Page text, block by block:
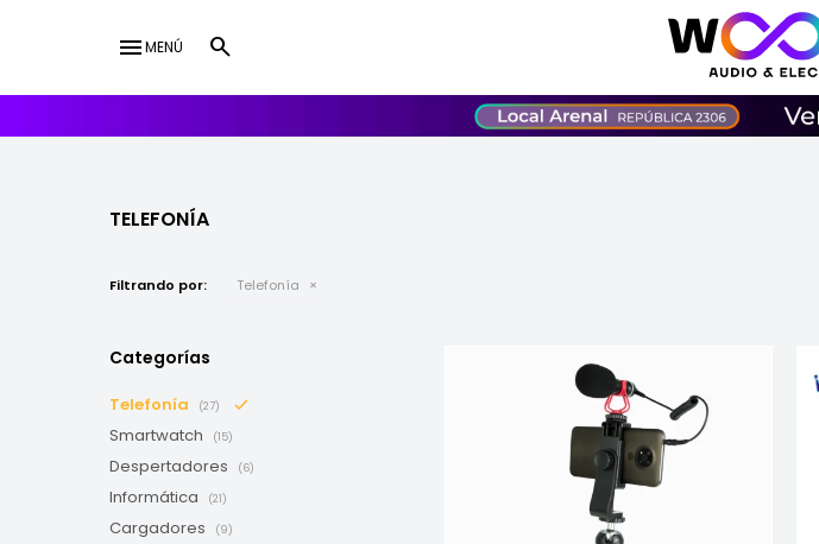
menuMENÚ
TELEFONÍA
Filtrando por: Telefonía
Categorías
Telefonía (27)
Smartwatch (15)
Despertadores (6)
Informática (21)
Cargadores (9)